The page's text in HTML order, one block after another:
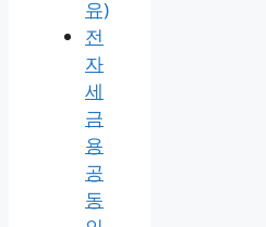
유)
전
자
세
금
용
공
동